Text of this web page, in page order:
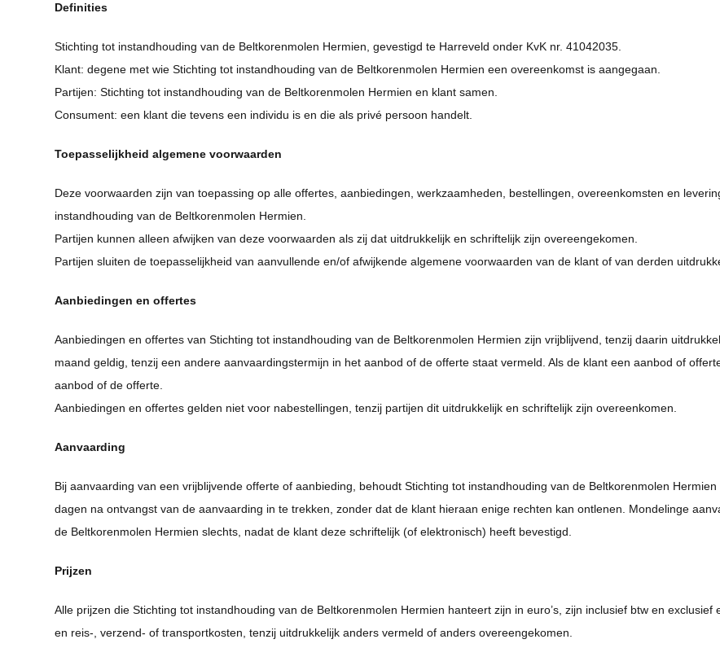
Definities
Stichting tot instandhouding van de Beltkorenmolen Hermien, gevestigd te Harreveld onder KvK nr. 41042035.
Klant: degene met wie Stichting tot instandhouding van de Beltkorenmolen Hermien een overeenkomst is aangegaan.
Partijen: Stichting tot instandhouding van de Beltkorenmolen Hermien en klant samen.
Consument: een klant die tevens een individu is en die als privé persoon handelt.
Toepasselijkheid algemene voorwaarden
Deze voorwaarden zijn van toepassing op alle offertes, aanbiedingen, werkzaamheden, bestellingen, overeenkomsten en
instandhouding van de Beltkorenmolen Hermien.
Partijen kunnen alleen afwijken van deze voorwaarden als zij dat uitdrukkelijk en schriftelijk zijn overeengekomen.
Partijen sluiten de toepasselijkheid van aanvullende en/of afwijkende algemene voorwaarden van de klant of van derden
Aanbiedingen en offertes
Aanbiedingen en offertes van Stichting tot instandhouding van de Beltkorenmolen Hermien zijn vrijblijvend, tenzij daarin
maand geldig, tenzij een andere aanvaardingstermijn in het aanbod of de offerte staat vermeld. Als de klant een aanbod of
aanbod of de offerte.
Aanbiedingen en offertes gelden niet voor nabestellingen, tenzij partijen dit uitdrukkelijk en schriftelijk zijn overeenkomen.
Aanvaarding
Bij aanvaarding van een vrijblijvende offerte of aanbieding, behoudt Stichting tot instandhouding van de Beltkorenmolen
dagen na ontvangst van de aanvaarding in te trekken, zonder dat de klant hieraan enige rechten kan ontlenen. Mondelinge
de Beltkorenmolen Hermien slechts, nadat de klant deze schriftelijk (of elektronisch) heeft bevestigd.
Prijzen
Alle prijzen die Stichting tot instandhouding van de Beltkorenmolen Hermien hanteert zijn in euro’s, zijn inclusief btw en
en reis-, verzend- of transportkosten, tenzij uitdrukkelijk anders vermeld of anders overeengekomen.